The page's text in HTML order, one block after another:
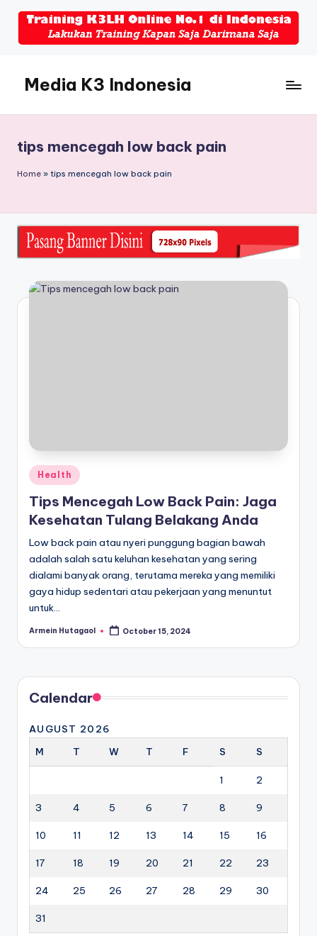
Media K3 Indonesia
Seputar
Dunia
K3LH
tips mencegah low back pain
Home » tips mencegah low back pain
Posted
in
Health
Tips Mencegah Low Back Pain: Jaga
Kesehatan Tulang Belakang Anda
Low back pain atau nyeri punggung bagian bawah
adalah salah satu keluhan kesehatan yang sering
dialami banyak orang, terutama mereka yang memiliki
gaya hidup sedentari atau pekerjaan yang menuntut
untuk…
Posted
Armein Hutagaol October 15, 2024
Calendar
AUGUST 2026
M
T W T F S S
1 2
3 4 5 6 7 8 9
10 11 12 13 14 15 16
17 18 19 20 21 22 23
24 25 26 27 28 29 30
31